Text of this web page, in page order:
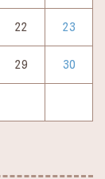
22 23
29 30